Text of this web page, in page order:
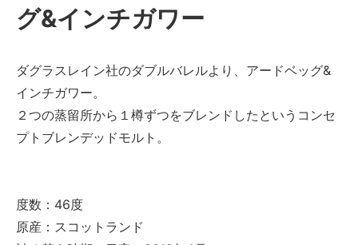
グ&インチガワー
ダグラスレイン社のダブルバレルより、アードベッグ&
インチガワー。
２つの蒸留所から１樽ずつをブレンドしたというコンセ
プトブレンデッドモルト。
度数：46度
原産：スコットランド